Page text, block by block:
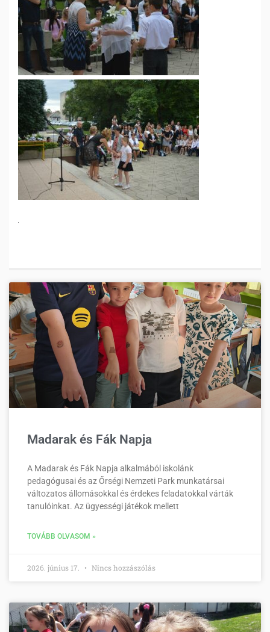
Madarak és Fák Napja
A Madarak és Fák Napja alkalmából iskolánk
pedagógusai és az Őrségi Nemzeti Park munkatársai
változatos állomásokkal és érdekes feladatokkal várták
tanulóinkat. Az ügyességi játékok mellett
TOVÁBB OLVASOM »
2026. június 17. Nincs hozzászólás